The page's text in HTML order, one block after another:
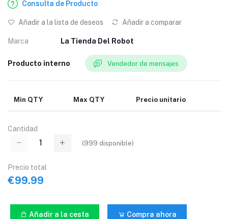
Consulta de Producto
Añadir a la lista de deseos Añadir a comparar
Marca La Tienda Del Robot
Producto interno Vendedor de mensajes
Min QTY Max QTY Precio unitario
Cantidad
(999 disponible)
Precio total
€99.99
Añadir a la cesta Compra ahora